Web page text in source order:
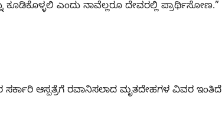
ಎಂದು ನಾವೆಲ್ಲರೂ ದೇವರಲ್ಲಿ ಪ್ರಾರ್ಥಿಸೋಣ.”
ಸರ್ಕಾರಿ ಆಸ್ಪತ್ರೆಗೆ ರವಾನಿಸಲಾದ ಮೃತದೇಹಗಳ ವಿವರ